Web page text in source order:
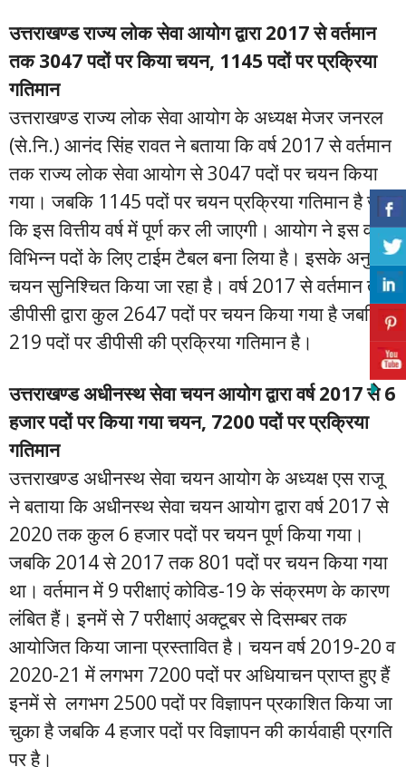
उत्तराखण्ड राज्य लोक सेवा आयोग द्वारा 2017 से वर्तमान
तक 3047 पदों पर किया चयन, 1145 पदों पर प्रक्रिया
गतिमान
उत्तराखण्ड राज्य लोक सेवा आयोग के अध्यक्ष मेजर जनरल
(से.नि.) आनंद सिंह रावत ने बताया कि वर्ष 2017 से वर्तमान
तक राज्य लोक सेवा आयोग से 3047 पदों पर चयन किया
गया। जबकि 1145 पदों पर चयन प्रक्रिया गतिमान है जो
कि इस वित्तीय वर्ष में पूर्ण कर ली जाएगी। आयोग ने इस वर्ष
विभिन्न पदों के लिए टाईम टैबल बना लिया है। इसके अनुसार
चयन सुनिश्चित किया जा रहा है। वर्ष 2017 से वर्तमान तक
डीपीसी द्वारा कुल 2647 पदों पर चयन किया गया है जबकि
219 पदों पर डीपीसी की प्रक्रिया गतिमान है।
उत्तराखण्ड अधीनस्थ सेवा चयन आयोग द्वारा वर्ष 2017 से 6
हजार पदों पर किया गया चयन, 7200 पदों पर प्रक्रिया
गतिमान
उत्तराखण्ड अधीनस्थ सेवा चयन आयोग के अध्यक्ष एस राजू
ने बताया कि अधीनस्थ सेवा चयन आयोग द्वारा वर्ष 2017 से
2020 तक कुल 6 हजार पदों पर चयन पूर्ण किया गया।
जबकि 2014 से 2017 तक 801 पदों पर चयन किया गया
था। वर्तमान में 9 परीक्षाएं कोविड-19 के संक्रमण के कारण
लंबित हैं। इनमें से 7 परीक्षाएं अक्टूबर से दिसम्बर तक
आयोजित किया जाना प्रस्तावित है। चयन वर्ष 2019-20 व
2020-21 में लगभग 7200 पदों पर अधियाचन प्राप्त हुए हैं
इनमें से लगभग 2500 पदों पर विज्ञापन प्रकाशित किया जा
चुका है जबकि 4 हजार पदों पर विज्ञापन की कार्यवाही प्रगति
पर है।